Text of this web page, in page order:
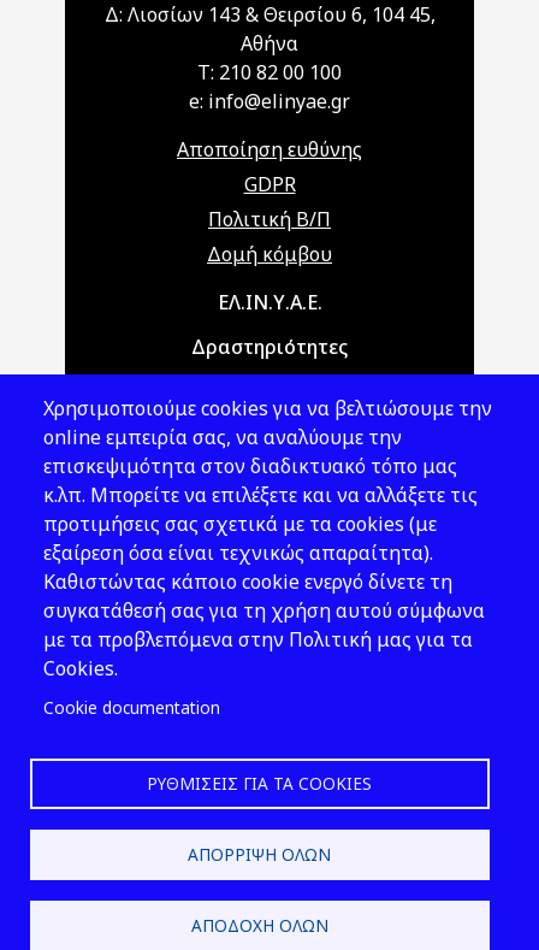
Δ: Λιοσίων 143 & Θειρσίου 6, 104 45,
Αθήνα
T: 210 82 00 100
e: info@elinyae.gr
Αποποίηση ευθύνης
GDPR
Πολιτική Β/Π
Δομή κόμβου
Main navigationΕΛ.ΙΝ.Υ.Α.Ε.
Δραστηριότητες
Νομοθεσία
Εκδόσεις
Νέα - Εκδηλώσεις
Ακολουθήστε μας
Χρησιμοποιούμε cookies για να βελτιώσουμε την
online εμπειρία σας, να αναλύουμε την
επισκεψιμότητα στον διαδικτυακό τόπο μας
κ.λπ. Μπορείτε να επιλέξετε και να αλλάξετε τις
προτιμήσεις σας σχετικά με τα cookies (με
εξαίρεση όσα είναι τεχνικώς απαραίτητα).
Καθιστώντας κάποιο cookie ενεργό δίνετε τη
συγκατάθεσή σας για τη χρήση αυτού σύμφωνα
με τα προβλεπόμενα στην Πολιτική μας για τα
Cookies.
Cookie documentation
ΡΥΘΜΊΣΕΙΣ ΓΙΑ ΤΑ COOKIES
ΑΠΌΡΡΙΨΗ ΌΛΩΝ
ΑΠΟΔΟΧΉ ΌΛΩΝ
2026 © ΕΛ.ΙΝ.Υ.Α.Ε.
Design & Development by